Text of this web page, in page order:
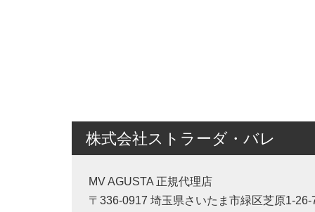
株式会社ストラーダ・バレ
MV AGUSTA 正規代理店
〒336-0917 埼玉県さいたま市緑区芝原1-26-